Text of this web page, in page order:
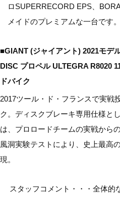
ロSUPERRECORD EPS、
メイドのプレミアムな一台です。
■GIANT (ジャイアント) 2021モデ
DISC プロペル ULTEGRA R8020
ドバイク
2017ツール・ド・フランスで実戦
ク。ディスクブレーキ専用仕様と
は、プロロードチームの実戦から
風洞実験テストにより、史上最高
現。
スタッフコメント・・・全体的